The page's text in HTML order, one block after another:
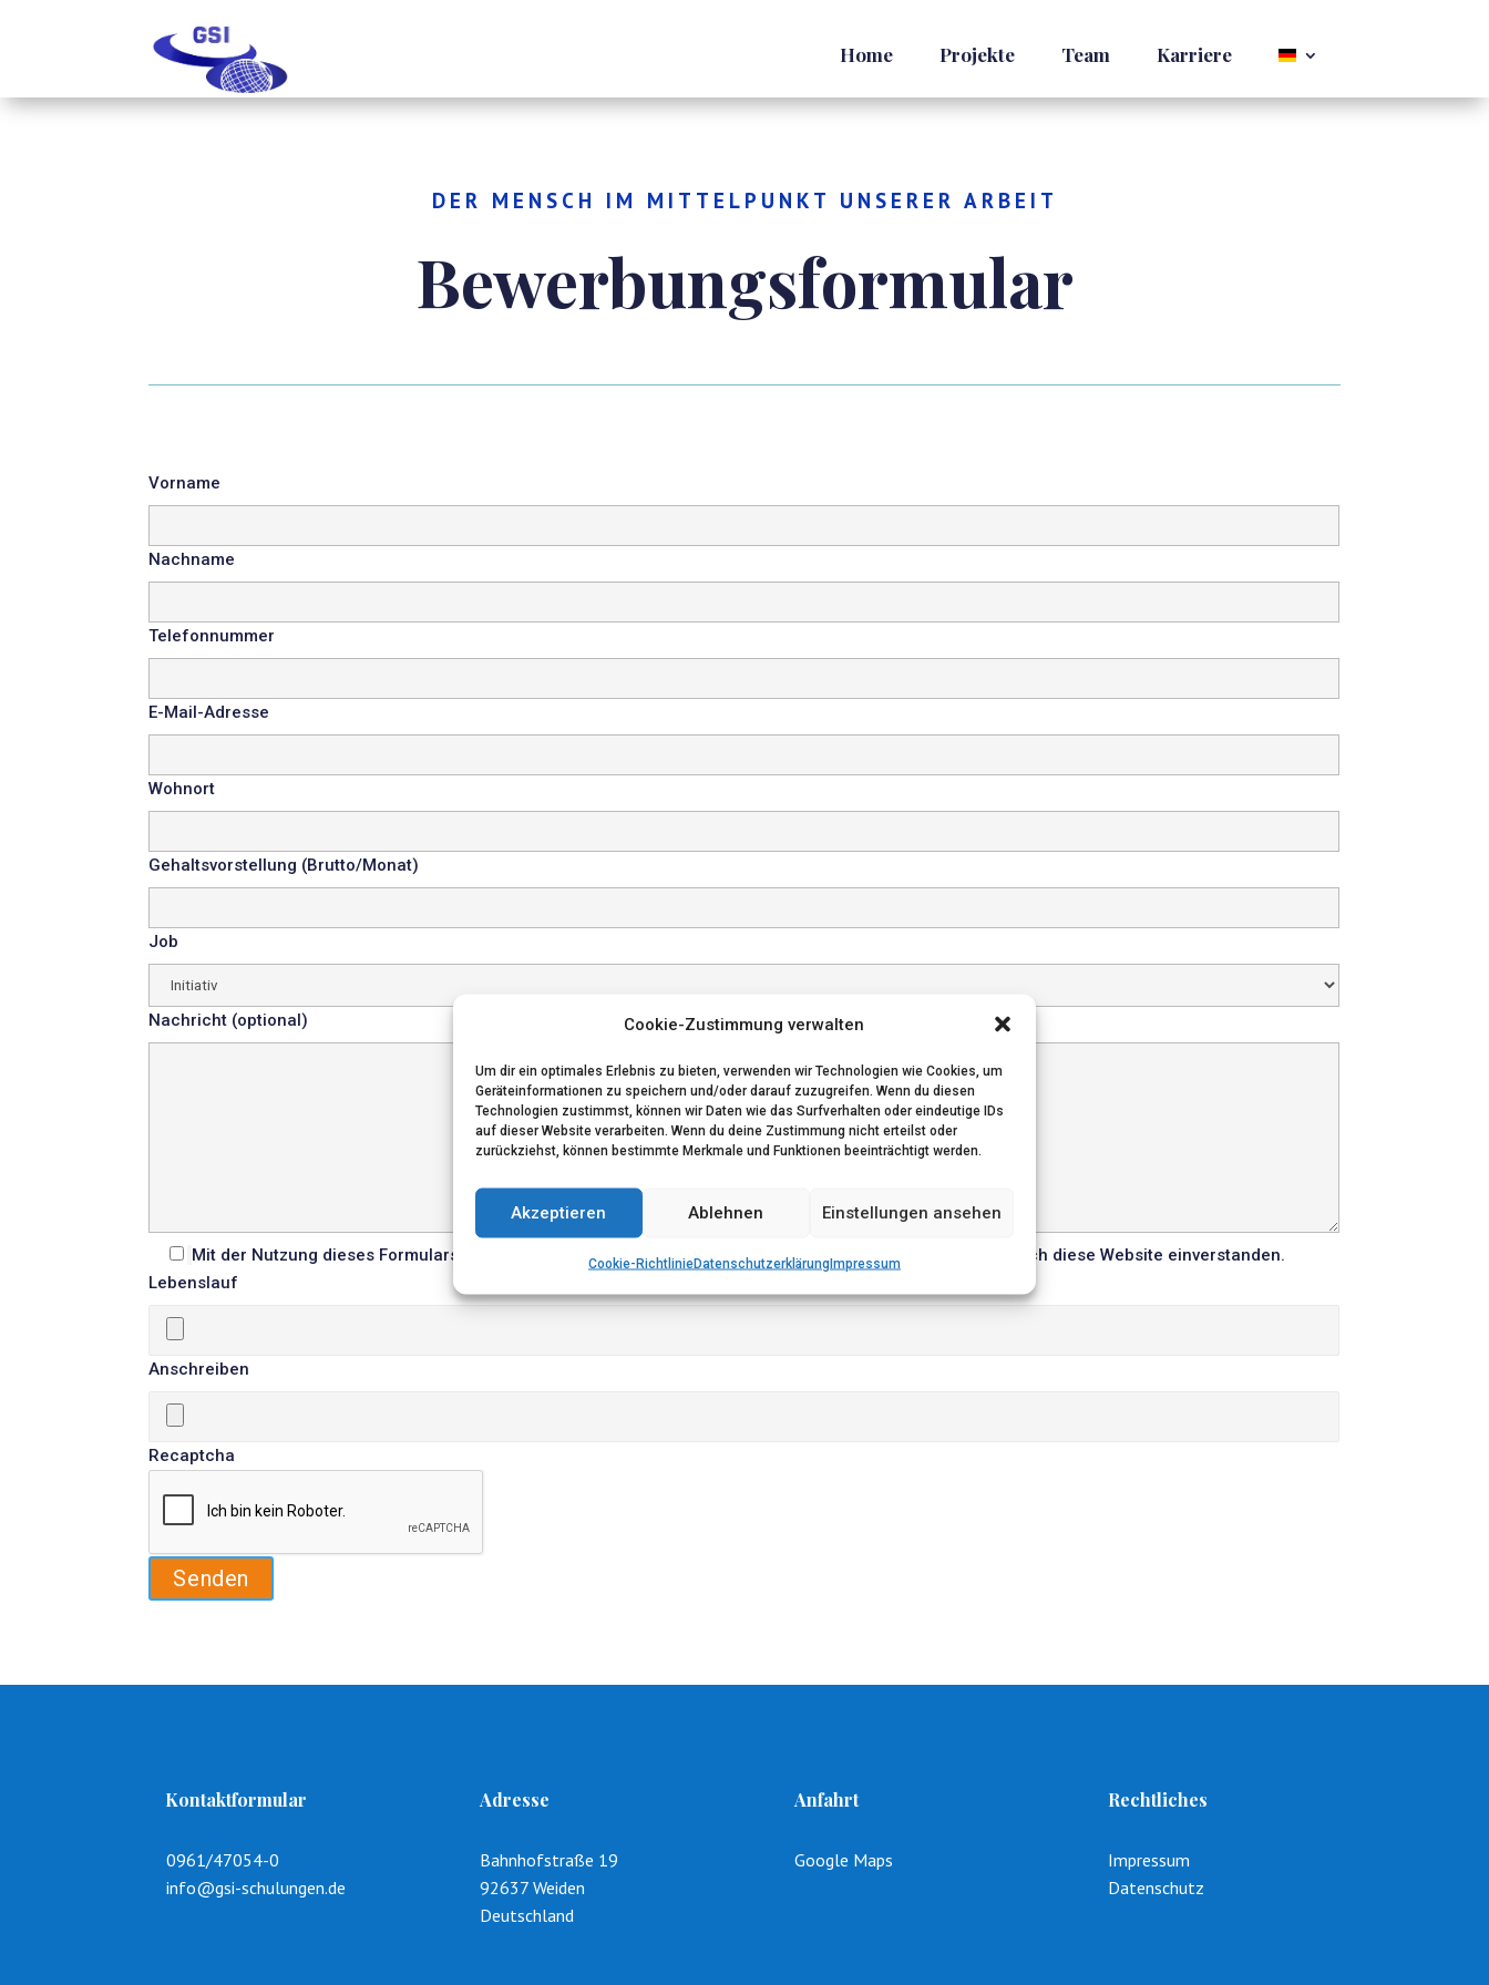
Cookie-Zustimmung verwalten
Um dir ein optimales Erlebnis zu bieten, verwenden wir Technologien wie Cookies, um
Geräteinformationen zu speichern und/oder darauf zuzugreifen. Wenn du diesen
Technologien zustimmst, können wir Daten wie das Surfverhalten oder eindeutige IDs
auf dieser Website verarbeiten. Wenn du deine Zustimmung nicht erteilst oder
zurückziehst, können bestimmte Merkmale und Funktionen beeinträchtigt werden.
Akzeptieren Ablehnen Einstellungen ansehen
Cookie-RichtlinieDatenschutzerklärungImpressum
Home Projekte Team Karriere
DER MENSCH IM MITTELPUNKT UNSERER ARBEIT
Bewerbungsformular
Vorname
Nachname
Telefonnummer
E-Mail-Adresse
Wohnort
Gehaltsvorstellung (Brutto/Monat)
Job
Nachricht (optional)
Mit der Nutzung dieses Formulars erklären Sie sich mit der Speicherung und Verarbeitung Ihrer Daten durch diese Website einverstanden.
Lebenslauf
Anschreiben
Recaptcha
Kontaktformular
0961/47054-0
info@gsi-schulungen.de
Adresse
Bahnhofstraße 19
92637 Weiden
Deutschland
Anfahrt
Google Maps
Rechtliches
Impressum
Datenschutz